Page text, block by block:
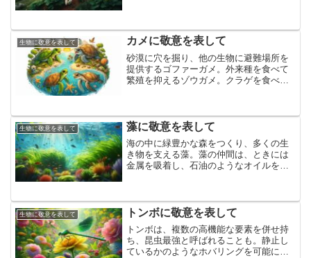
トーンに敬意を表して
生物に敬意を表して カメに敬意を表して
砂漠に穴を掘り、他の生物に避難場所を
提供するゴファーガメ。外来種を食べて
繁殖を抑えるゾウガメ。クラゲを食べて
生物に敬意を表して 藻に敬意を表して
海の中に緑豊かな森をつくり、多くの生
き物を支える藻。藻の仲間は、ときには
金属を吸着し、石油のようなオイルを生
特殊な能力を持つ藻に敬意を表して
生物に敬意を表して トンボに敬意を表して
トンボは、複数の高機能な要素を併せ持
ち、昆虫最強と呼ばれることも。静止し
ているかのようなホバリングを可能にす